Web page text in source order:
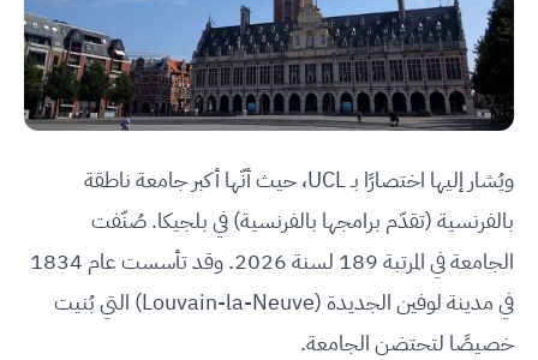
ويُشار إليها اختصارًا بـ UCL، حيث أنّها أكبر جامعة ناطقة
بالفرنسية (تقدّم برامجها بالفرنسية) في بلجيكا. صُنّفت
الجامعة في المرتبة 189 لسنة 2026. وقد تأسست عام 1834
في مدينة لوفين الجديدة (Louvain-la-Neuve) التي بُنيت
خصيصًا لتحتضن الجامعة.